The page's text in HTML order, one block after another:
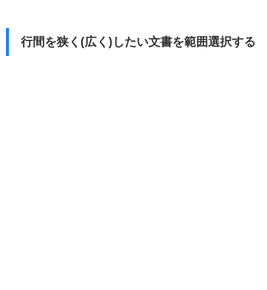
行間を狭く(広く)したい文書を範囲選択する